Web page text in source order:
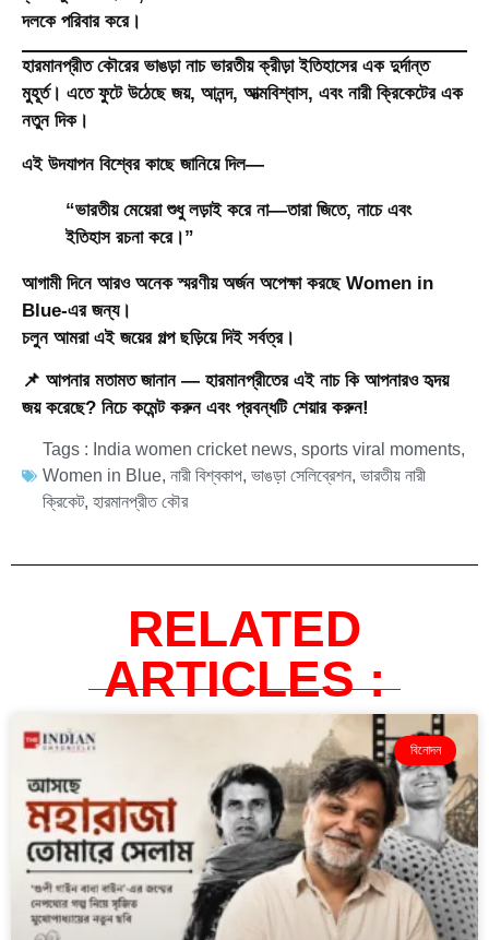
দলকে পরিবার করে।
হারমানপ্রীত কৌরের ভাঙড়া নাচ ভারতীয় ক্রীড়া ইতিহাসের এক দুর্দান্ত
মুহূর্ত। এতে ফুটে উঠেছে জয়, আনন্দ, আত্মবিশ্বাস, এবং নারী ক্রিকেটের এক
নতুন দিক।
এই উদযাপন বিশ্বের কাছে জানিয়ে দিল—
“ভারতীয় মেয়েরা শুধু লড়াই করে না—তারা জিতে, নাচে এবং
ইতিহাস রচনা করে।”
আগামী দিনে আরও অনেক স্মরণীয় অর্জন অপেক্ষা করছে Women in
Blue-এর জন্য।
চলুন আমরা এই জয়ের গল্প ছড়িয়ে দিই সর্বত্র।
📌 আপনার মতামত জানান — হারমানপ্রীতের এই নাচ কি আপনারও হৃদয়
জয় করেছে? নিচে কমেন্ট করুন এবং প্রবন্ধটি শেয়ার করুন!
Tags : India women cricket news, sports viral moments,
Women in Blue, নারী বিশ্বকাপ, ভাঙড়া সেলিব্রেশন, ভারতীয় নারী
ক্রিকেট, হারমানপ্রীত কৌর
RELATED
ARTICLES :
বিনোদন